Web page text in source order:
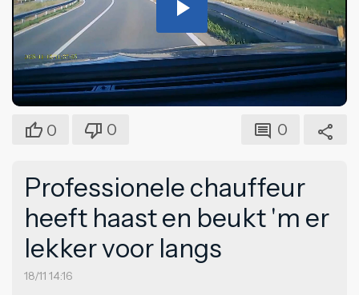
Play
Video
0 0 0
Professionele chauffeur
heeft haast en beukt 'm er
lekker voor langs
18/11 14:16